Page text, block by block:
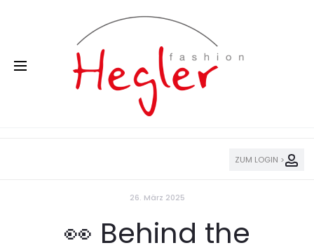
ZUM LOGIN >
26. März 2025
👀 Behind the